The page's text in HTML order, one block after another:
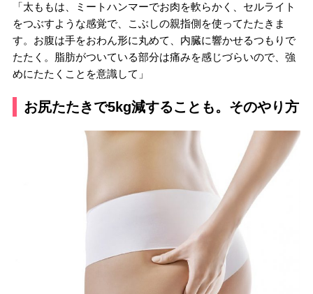
「太ももは、ミートハンマーでお肉を軟らかく、セルライト
をつぶすような感覚で、こぶしの親指側を使ってたたきま
す。お腹は手をおわん形に丸めて、内臓に響かせるつもりで
たたく。脂肪がついている部分は痛みを感じづらいので、強
めにたたくことを意識して」
お尻たたきで5kg減することも。そのやり方